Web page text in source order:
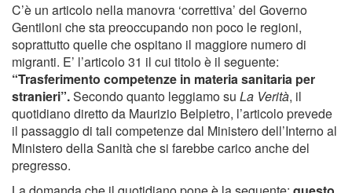
C’è un articolo nella manovra ‘correttiva’ del Governo
Gentiloni che sta preoccupando non poco le regioni,
soprattutto quelle che ospitano il maggiore numero di
migranti. E’ l’articolo 31 il cui titolo è il seguente:
“Trasferimento competenze in materia sanitaria per
stranieri”.Secondo quanto leggiamo su La Verità, il
quotidiano diretto da Maurizio Belpietro, l’articolo prevede
il passaggio di tali competenze dal Ministero dell’Interno al
Ministero della Sanità che si farebbe carico anche del
pregresso.